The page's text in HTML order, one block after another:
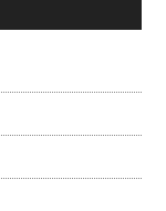
定